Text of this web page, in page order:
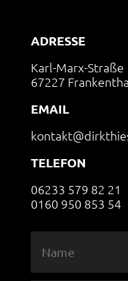
ADRESSE
Karl-Marx-Straße
67227
EMAIL
TELEFON
06233 579 82 21
0160 950 853 54